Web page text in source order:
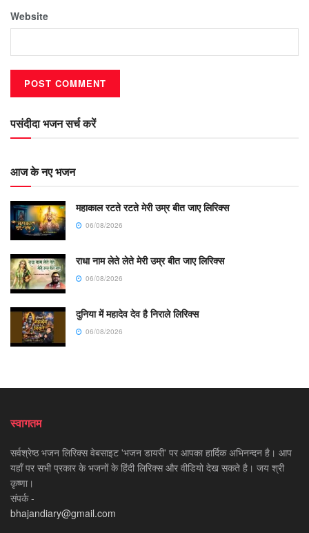
Website
पसंदीदा भजन सर्च करें
आज के नए भजन
महाकाल रटते रटते मेरी उम्र बीत जाए लिरिक्स
06/08/2026
राधा नाम लेते लेते मेरी उम्र बीत जाए लिरिक्स
06/08/2026
दुनिया में महादेव देव है निराले लिरिक्स
06/08/2026
स्वागतम
सर्वश्रेष्ठ भजन लिरिक्स वेबसाइट 'भजन डायरी' पर आपका हार्दिक अभिनन्दन है। आप
यहाँ पर सभी प्रकार के भजनों के हिंदी लिरिक्स और वीडियो देख सकते है। जय श्री
कृष्णा।
संपर्क -
bhajandiary@gmail.com